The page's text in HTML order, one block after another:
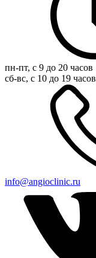
пн-пт, с 9 до 20 часов
сб-вс, с 10 до 19 часов
info@angioclinic.ru